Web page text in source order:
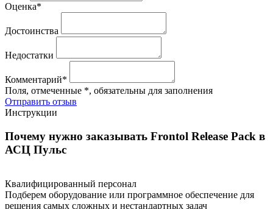
Оценка*
Достоинства
Недостатки
Комментарий*
Поля, отмеченные *, обязательны для заполнения
Отправить отзыв
Инструкции
Почему нужно заказывать Frontol Release Pack в
АСЦ Пульс
Квалифицированный персонал
Подберем оборудование или программное обеспечение для
решения самых сложных и нестандартных задач